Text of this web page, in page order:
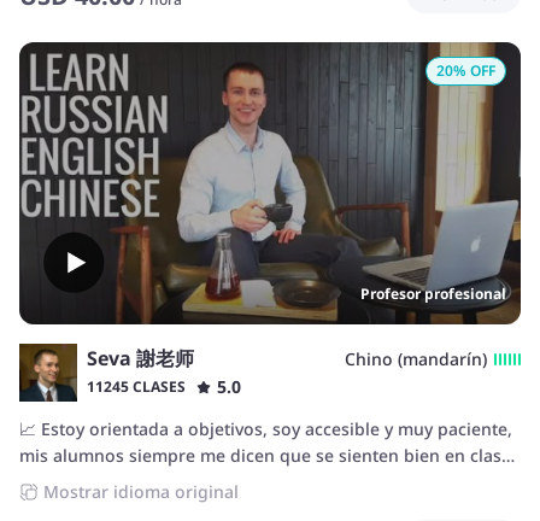
Profesor profesional
20% OFF
Seva 謝老师 Chino (mandarín)
11245 CLASES
5.0
📈 Estoy orientada a objetivos, soy accesible y muy paciente,
mis alumnos siempre me dicen que se sienten bien en clase
porque les dejo estudiar a su ritmo. Eso también significa
que si eres un alumno turbo motivado y con un horario
Mostrar idioma original